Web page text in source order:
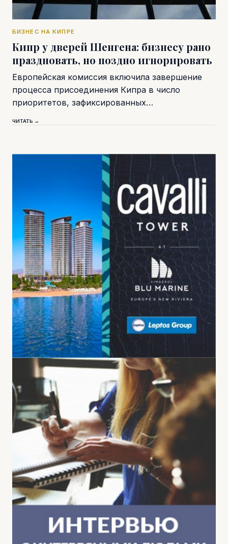
БИЗНЕС НА КИПРЕ
Кипр у дверей Шенгена: бизнесу рано
праздновать, но поздно игнорировать
Европейская комиссия включила завершение
процесса присоединения Кипра в число
приоритетов, зафиксированных…
ЧИТАТЬ →